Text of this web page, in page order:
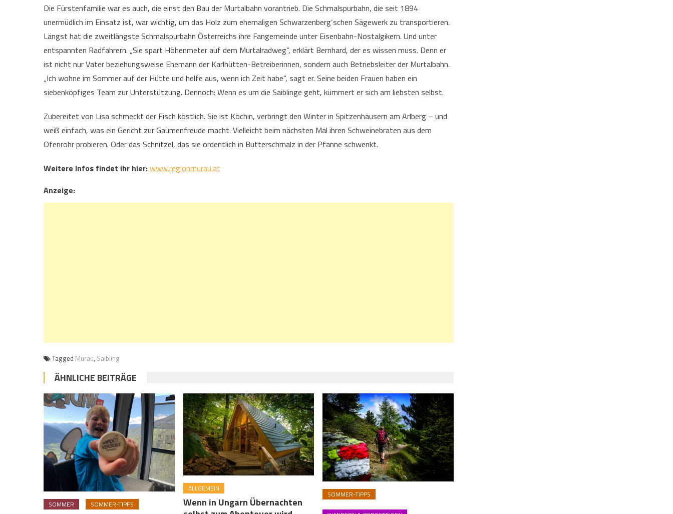
Die Fürstenfamilie war es auch, die einst den Bau der Murtalbahn vorantrieb. Die Schmalspurbahn, die seit 1894
unermüdlich im Einsatz ist, war wichtig, um das Holz zum ehemaligen Schwarzenberg‘schen Sägewerk zu transportieren.
Längst hat die zweitlängste Schmalspurbahn Österreichs ihre Fangemeinde unter Eisenbahn-Nostalgikern. Und unter
entspannten Radfahrern. „Sie spart Höhenmeter auf dem Murtalradweg“, erklärt Bernhard, der es wissen muss. Denn er
ist nicht nur Vater beziehungsweise Ehemann der Karlhütten-Betreiberinnen, sondern auch Betriebsleiter der Murtalbahn.
„Ich wohne im Sommer auf der Hütte und helfe aus, wenn ich Zeit habe“, sagt er. Seine beiden Frauen haben ein
siebenköpfiges Team zur Unterstützung. Dennoch: Wenn es um die Saiblinge geht, kümmert er sich am liebsten selbst.
Zubereitet von Lisa schmeckt der Fisch köstlich. Sie ist Köchin, verbringt den Winter in Spitzenhäusern am Arlberg – und
weiß einfach, was ein Gericht zur Gaumenfreude macht. Vielleicht beim nächsten Mal ihren Schweinebraten aus dem
Ofenrohr probieren. Oder das Schnitzel, das sie ordentlich in Butterschmalz in der Pfanne schwenkt.
Weitere Infos findet ihr hier:www.regionmurau.at
Anzeige:
Tagged Murau, Saibling
ÄHNLICHE BEITRÄGE
SOMMER SOMMER-TIPPS
ALLGEMEIN
Wenn in Ungarn Übernachten
SOMMER-TIPPS